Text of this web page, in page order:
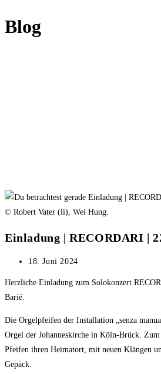
Blog
© Robert Vater (li), Wei Hung.
Einladung | RECORDARI |
Beitrag
18. Juni 2024
Herzliche Einladung zum Solokonzert
Barié.
Die Orgelpfeifen der Installation „senza
Orgel der Johanneskirche in Köln-Brück. Zum
Pfeifen ihren Heimatort, mit neuen Klängen
Gepäck.